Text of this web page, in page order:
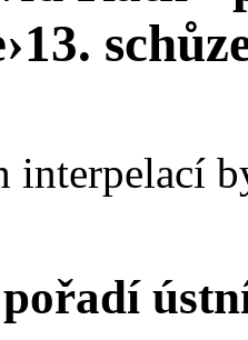
›13.
interpelací